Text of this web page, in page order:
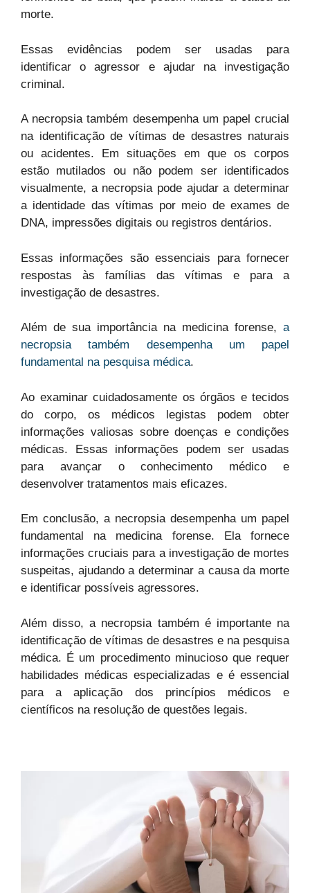
morte.
Essas evidências podem ser usadas para
identificar o agressor e ajudar na investigação
criminal.
A necropsia também desempenha um papel crucial
na identificação de vítimas de desastres naturais
ou acidentes. Em situações em que os corpos
estão mutilados ou não podem ser identificados
visualmente, a necropsia pode ajudar a determinar
a identidade das vítimas por meio de exames de
DNA, impressões digitais ou registros dentários.
Essas informações são essenciais para fornecer
respostas às famílias das vítimas e para a
investigação de desastres.
Além de sua importância na medicina forense, a
necropsia também desempenha um papel
fundamental na pesquisa médica.
Ao examinar cuidadosamente os órgãos e tecidos
do corpo, os médicos legistas podem obter
informações valiosas sobre doenças e condições
médicas. Essas informações podem ser usadas
para avançar o conhecimento médico e
desenvolver tratamentos mais eficazes.
Em conclusão, a necropsia desempenha um papel
fundamental na medicina forense. Ela fornece
informações cruciais para a investigação de mortes
suspeitas, ajudando a determinar a causa da morte
e identificar possíveis agressores.
Além disso, a necropsia também é importante na
identificação de vítimas de desastres e na pesquisa
médica. É um procedimento minucioso que requer
habilidades médicas especializadas e é essencial
para a aplicação dos princípios médicos e
científicos na resolução de questões legais.